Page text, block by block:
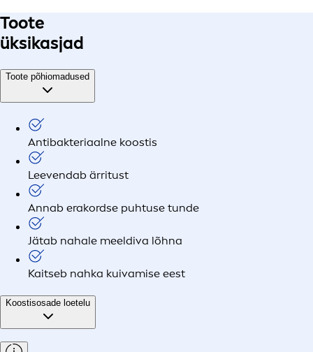
Toote
üksikasjad
Toote põhiomadused
Antibakteriaalne koostis
Leevendab ärritust
Annab erakordse puhtuse tunde
Jätab nahale meeldiva lõhna
Kaitseb nahka kuivamise eest
Koostisosade loetelu